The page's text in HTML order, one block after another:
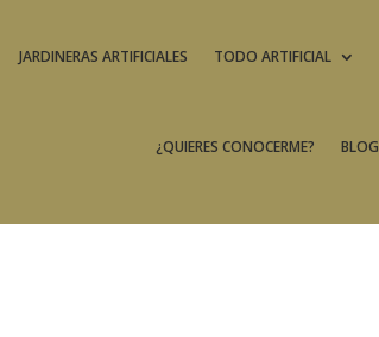
JARDINERAS ARTIFICIALES TODO ARTIFICIAL
¿QUIERES CONOCERME? BLOG